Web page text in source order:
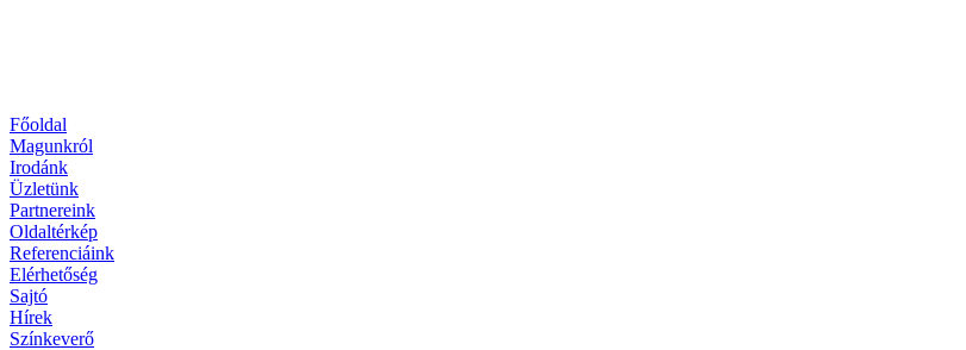
Főoldal
Magunkról
Irodánk
Üzletünk
Partnereink
Oldaltérkép
Referenciáink
Elérhetőség
Sajtó
Hírek
Színkeverő